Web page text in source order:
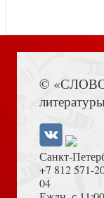
©
Санкт-
+7 812 571-
04